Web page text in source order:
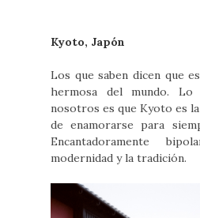
Kyoto, Japón
Los que saben dicen que
hermosa del mundo. Lo
nosotros es que Kyoto es
de enamorarse para
Encantadoramente
modernidad y la tradición.